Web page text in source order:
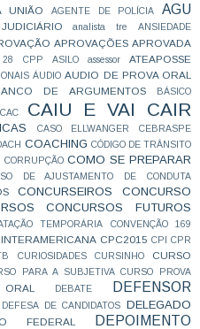
UNIÃO AGENTE DE POLÍCIA AGU
analista tre ANSIEDADE
APROVAÇÕES APROVADA
28 CPP ASILO assessor ATEAPOSSE
ÁUDIO AUDIO DE PROVA ORAL
DE ARGUMENTOS BÁSICO
CAC CAIU E VAI CAIR
CASO ELLWANGER CEBRASPE
COACHING CÓDIGO DE TRÂNSITO
CORRUPÇÃO COMO SE PREPARAR
DE AJUSTAMENTO DE CONDUTA
CONCURSEIROS
CONCURSO
CONCURSOS FUTUROS
TEMPORÁRIA
CONVENÇÃO 169
CPC2015 CPI CPR
CURIOSIDADES CURSINHO CURSO
PARA A SUBJETIVA
CURSO PROVA
DEBATE
DEFENSOR
DEFESA DE CANDIDATOS
DELEGADO
FEDERAL DEPOIMENTO